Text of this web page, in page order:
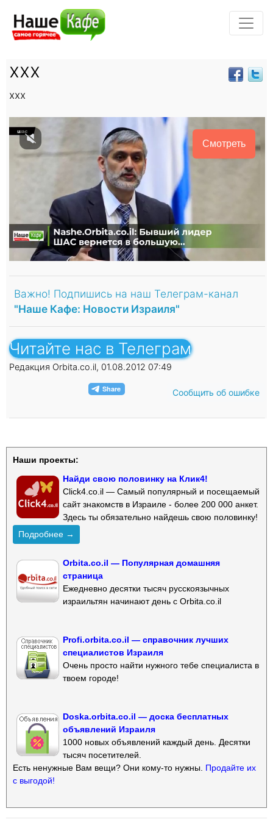
xxx
xxx
Смотреть
Важно! Подпишись на наш Телеграм-канал
"Наше Кафе: Новости Израиля"
Читайте нас в Телеграм
Редакция Orbita.co.il, 01.08.2012 07:49
Сообщить об ошибке
Наши проекты:
Найди свою половинку на Клик4!
Click4.co.il — Самый популярный и посещаемый
сайт знакомств в Израиле - более 200 000 анкет.
Здесь ты обязательно найдешь свою половинку!
Подробнее →
Orbita.co.il — Популярная домашняя
страница
Ежедневно десятки тысяч русскоязычных
израильтян начинают день с Orbita.co.il
Profi.orbita.co.il — справочник лучших
специалистов Израиля
Очень просто найти нужного тебе специалиста в
твоем городе!
Doska.orbita.co.il — доска бесплатных
объявлений Израиля
1000 новых объявлений каждый день. Десятки
тысяч посетителей.
Есть ненужные Вам вещи? Они кому-то нужны. Продайте их
с выгодой!